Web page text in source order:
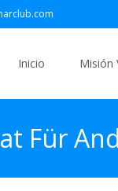
Inicio Misión
Für